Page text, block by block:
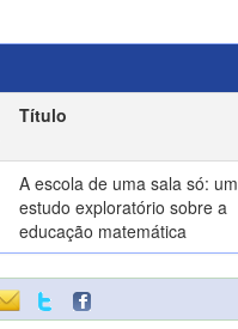
Título
A escola de uma sala só: um
estudo exploratório sobre a
educação matemática